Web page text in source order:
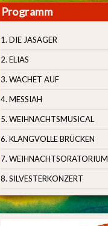
Programm
1. DIE JASAGER
2. ELIAS
3. WACHET AUF
4. MESSIAH
5. WEIHNACHTSMUSICAL
6. KLANGVOLLE BRÜCKEN
7. WEIHNACHTSORATORIUM
8. SILVESTERKONZERT